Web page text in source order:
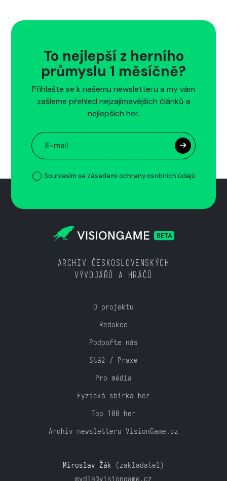
To nejlepší z herního
průmyslu 1 měsíčně?
Přihlašte se k našemu newsletteru a my vám
zašleme přehled nejzajímavějších článků a
nejlepších her.
Souhlasím se zásadami ochrany osobních údajů
ARCHIV ČESKOSLOVENSKÝCH
VÝVOJÁŘŮ A HRÁČŮ
O projektu
Redakce
Podpořte nás
Stáž / Praxe
Pro média
Fyzická sbírka her
Top 100 her
Archiv newsletteru VisionGame.cz
Miroslav Žák (zakladatel)
mydla@visiongame.cz